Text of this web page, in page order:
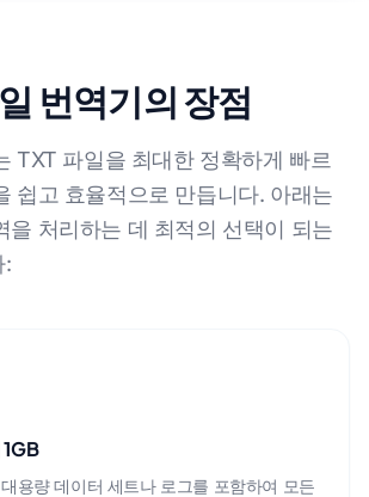
번역기의 장점
TXT 파일을 최대한 정확하게 빠르
쉽고 효율적으로 만듭니다. 아래는
을 처리하는 데 최적의 선택이 되는
:
용량 데이터 세트나 로그를 포함하여 모든